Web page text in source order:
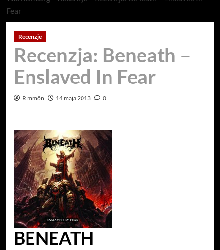
Fear
Recenzje
Recenzja: Beneath –
Enslaved In Fear
Rimmön 14 maja 2013 0
BENEATH